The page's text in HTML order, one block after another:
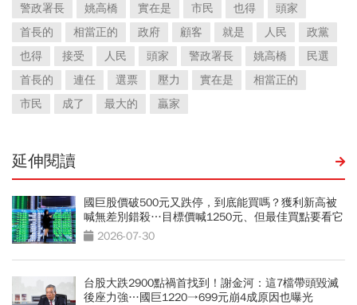
警政署長
姚高橋 實在是 市民 也得
頭家
首長的
相當正的 政府 顧客 就是 人民
政黨
也得
接受 人民 頭家 警政署長 姚高橋
民選
首長的
連任 選票 壓力 實在是
相當正的
市民
成了 最大的 贏家
延伸閱讀
國巨股價破500元又跌停，到底能買嗎？獲利新高被
喊無差別錯殺…目標價喊1250元、但最佳買點要看它
2026-07-30
台股大跌2900點禍首找到！謝金河：這7檔帶頭毀滅
後座力強…國巨1220→699元崩4成原因也曝光